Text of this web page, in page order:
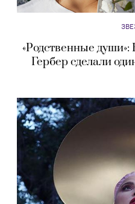
«Родственные
Гербер сделали